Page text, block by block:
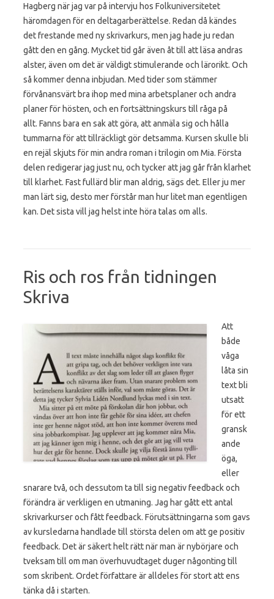
Hagberg när jag var på intervju hos Folkuniversitetet
häromdagen för en deltagarberättelse. Redan då kändes
det frestande med ny skrivarkurs, men jag hade ju redan
gått den en gång. Mycket tid går även åt till att läsa andras
alster, även om det är väldigt stimulerande och lärorikt. Och
så kommer denna inbjudan. Med tider som stämmer
förvånansvärt bra ihop med mina arbetsplaner och andra
planer för hösten, och en fortsättningskurs till råga på
allt. Fanns bara en sak att göra, att anmäla sig och hålla
tummarna för att tillräckligt gör detsamma. Kursen skulle bli
en rejäl skjuts för min andra roman i trilogin om Mia. Första
delen redigerar jag just nu, och tycker att jag går från klarhet
till klarhet. Fast fullärd blir man aldrig, sägs det. Eller ju mer
man lärt sig, desto mer förstår man hur litet man egentligen
kan. Det sista vill jag helst inte höra talas om alls.
Ris och ros från tidningen
Skriva
Att
både
våga
låta sin
text bli
utsatt
för ett
gransk
ande
öga,
eller
snarare två, och dessutom ta till sig negativ feedback och
förändra är verkligen en utmaning. Jag har gått ett antal
skrivarkurser och fått feedback. Förutsättningarna som gavs
av kursledarna handlade till största delen om att ge positiv
feedback. Det är säkert helt rätt när man är nybörjare och
tveksam till om man överhuvudtaget duger någonting till
som skribent. Ordet författare är alldeles för stort att ens
tänka då i starten.